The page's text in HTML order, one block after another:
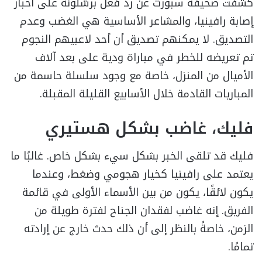
إصابة رافينيا، والمشاعر الأساسية هي الغضب وعدم
التصديق. لا يمكنهم تصديق أن أحد لاعبيهم النجوم
تم تعريضه للخطر في مباراة ودية على بعد آلاف
الأميال من المنزل، خاصة مع وجود سلسلة حاسمة من
المباريات القادمة خلال الأسابيع القليلة المقبلة.
فليك، غاضب بشكل هستيري
فليك قد تلقى الخبر بشكل سيء بشكل خاص. غالبًا ما
يعتمد على رافينيا كخيار هجومي وضغط، وعندما
يكون لائقًا، يكون من بين الأسماء الأولى في قائمة
الفريق. إنه غاضب لفقدان الجناح لفترة طويلة من
الزمن، خاصةً بالنظر إلى أن ذلك حدث خارج عن إرادته
تمامًا.